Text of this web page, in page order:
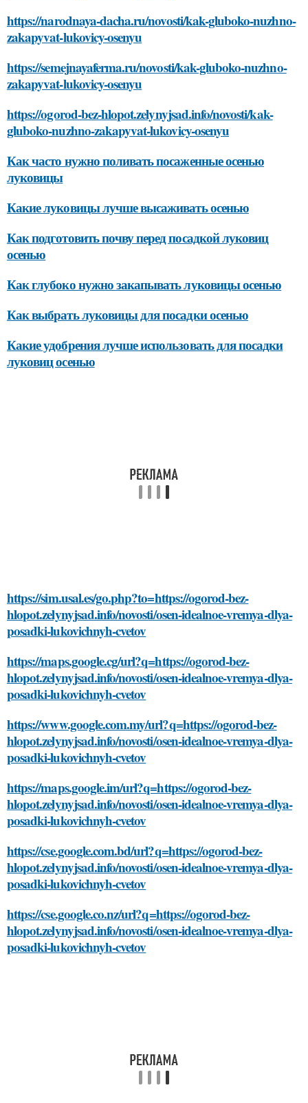
https://narodnaya-dacha.ru/novosti/kak-gluboko-nuzhno-
zakapyvat-lukovicy-osenyu
https://semejnayaferma.ru/novosti/kak-gluboko-nuzhno-
zakapyvat-lukovicy-osenyu
https://ogorod-bez-hlopot.zelynyjsad.info/novosti/kak-
gluboko-nuzhno-zakapyvat-lukovicy-osenyu
Как часто нужно поливать посаженные осенью
луковицы
Какие луковицы лучше высаживать осенью
Как подготовить почву перед посадкой луковиц
осенью
Как глубоко нужно закапывать луковицы осенью
Как выбрать луковицы для посадки осенью
Какие удобрения лучше использовать для посадки
луковиц осенью
https://sim.usal.es/go.php?to=https://ogorod-bez-
hlopot.zelynyjsad.info/novosti/osen-idealnoe-vremya-dlya-
posadki-lukovichnyh-cvetov
https://maps.google.cg/url?q=https://ogorod-bez-
hlopot.zelynyjsad.info/novosti/osen-idealnoe-vremya-dlya-
posadki-lukovichnyh-cvetov
https://www.google.com.my/url?q=https://ogorod-bez-
hlopot.zelynyjsad.info/novosti/osen-idealnoe-vremya-dlya-
posadki-lukovichnyh-cvetov
https://maps.google.im/url?q=https://ogorod-bez-
hlopot.zelynyjsad.info/novosti/osen-idealnoe-vremya-dlya-
posadki-lukovichnyh-cvetov
https://cse.google.com.bd/url?q=https://ogorod-bez-
hlopot.zelynyjsad.info/novosti/osen-idealnoe-vremya-dlya-
posadki-lukovichnyh-cvetov
https://cse.google.co.nz/url?q=https://ogorod-bez-
hlopot.zelynyjsad.info/novosti/osen-idealnoe-vremya-dlya-
posadki-lukovichnyh-cvetov